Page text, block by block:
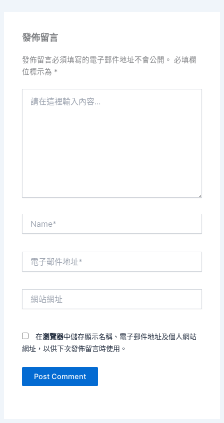
發佈留言
發佈留言必須填寫的電子郵件地址不會公開。 必填欄
位標示為 *
在瀏覽器中儲存顯示名稱、電子郵件地址及個人網站
網址，以供下次發佈留言時使用。